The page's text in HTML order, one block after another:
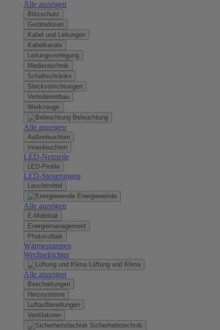
Alle anzeigen
Blitzschutz
Gerätedosen
Kabel und Leitungen
Kabelkanäle
Leitungsverlegung
Medientechnik
Schaltschränke
Steckvorrichtungen
Verteilereinbau
Werkzeuge
Beleuchtung
Alle anzeigen
Außenleuchten
Innenleuchten
LED-Netzteile
LED-Profile
LED-Steuerungen
Leuchtmittel
Energiewende
Alle anzeigen
E-Mobilität
Energiemanagement
Photovoltaik
Wärmepumpen
Wechselrichter
Lüftung und Klima
Alle anzeigen
Beschattungen
Heizsysteme
Luftaufbereitungen
Ventilatoren
Sicherheitstechnik